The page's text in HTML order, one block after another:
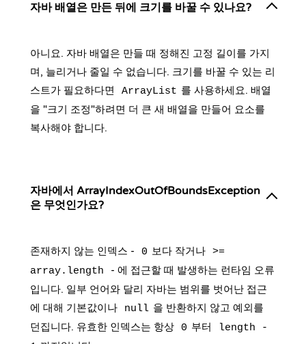
자바 배열은 만든 뒤에 크기를 바꿀 수 있나요?
아니요. 자바 배열은 만들 때 정해진 고정 길이를 가지
며, 늘리거나 줄일 수 없습니다. 크기를 바꿀 수 있는 리
스트가 필요하다면
ArrayList 를 사용하세요. 배열
을 "크기 조정"하려면 더 큰 새 배열을 만들어 요소를
복사해야 합니다.
자바에서 ArrayIndexOutOfBoundsException
은 무엇인가요?
존재하지 않는 인덱스 - 0 보다 작거나 >=
array.length
- 에 접근할 때 발생하는 런타임 오류
입니다. 일부 언어와 달리 자바는 범위를 벗어난 접근
에 대해 기본값이나
null 을 반환하지 않고 예외를
던집니다. 유효한 인덱스는 항상
0 부터
length -